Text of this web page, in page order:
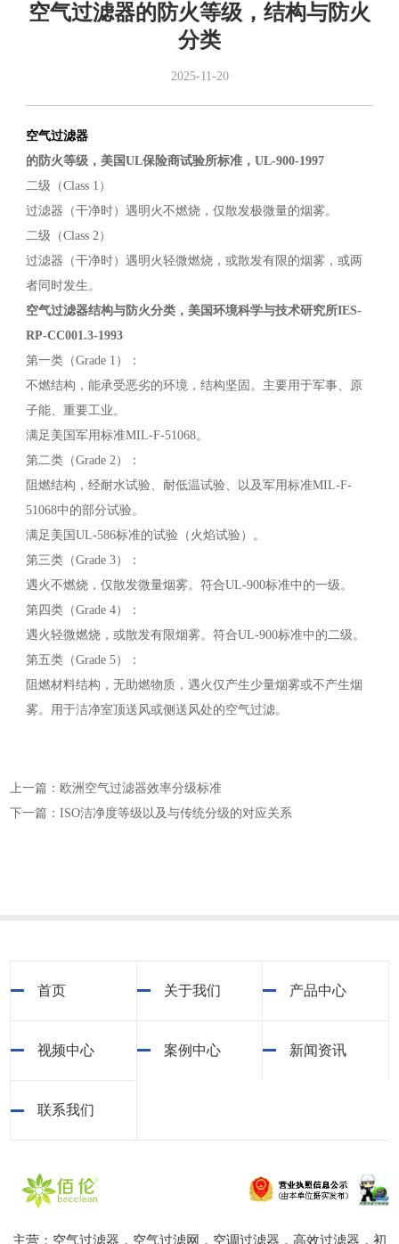
空气过滤器的防火等级，结构与防火
分类
2025-11-20
空气过滤器
的防火等级，美国UL保险商试验所标准，UL-900-1997
二级（Class 1）
过滤器（干净时）遇明火不燃烧，仅散发极微量的烟雾。
二级（Class 2）
过滤器（干净时）遇明火轻微燃烧，或散发有限的烟雾，或两
者同时发生。
空气过滤器结构与防火分类，美国环境科学与技术研究所IES-
RP-CC001.3-1993
第一类（Grade 1）：
不燃结构，能承受恶劣的环境，结构坚固。主要用于军事、原
子能、重要工业。
满足美国军用标准MIL-F-51068。
第二类（Grade 2）：
阻燃结构，经耐水试验、耐低温试验、以及军用标准MIL-F-
51068中的部分试验。
满足美国UL-586标准的试验（火焰试验）。
第三类（Grade 3）：
遇火不燃烧，仅散发微量烟雾。符合UL-900标准中的一级。
第四类（Grade 4）：
遇火轻微燃烧，或散发有限烟雾。符合UL-900标准中的二级。
第五类（Grade 5）：
阻燃材料结构，无助燃物质，遇火仅产生少量烟雾或不产生烟
雾。用于洁净室顶送风或侧送风处的空气过滤。
上一篇：欧洲空气过滤器效率分级标准
下一篇：ISO洁净度等级以及与传统分级的对应关系
首页 关于我们 产品中心
视频中心 案例中心 新闻资讯
联系我们
主营：空气过滤器，空气过滤网，空调过滤器，高效过滤器，初